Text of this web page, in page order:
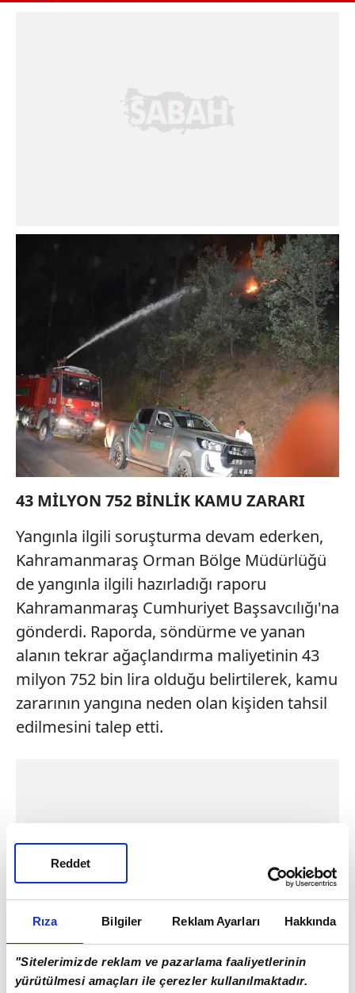
Rıza Bilgiler Reklam Ayarları Hakkında
"Sitelerimizde reklam ve pazarlama faaliyetlerinin
yürütülmesi amaçları ile çerezler kullanılmaktadır.
Reddet
43 MİLYON 752 BİNLİK KAMU ZARARI
Yangınla ilgili soruşturma devam ederken,
Kahramanmaraş Orman Bölge Müdürlüğü
de yangınla ilgili hazırladığı raporu
Kahramanmaraş Cumhuriyet Başsavcılığı'na
gönderdi. Raporda, söndürme ve yanan
alanın tekrar ağaçlandırma maliyetinin 43
milyon 752 bin lira olduğu belirtilerek, kamu
zararının yangına neden olan kişiden tahsil
edilmesini talep etti.